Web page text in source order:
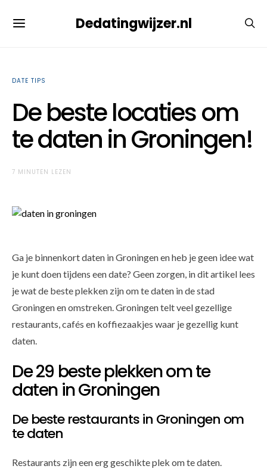
Dedatingwijzer.nl
DATE TIPS
De beste locaties om
te daten in Groningen!
7 MINUTEN LEZEN
Ga je binnenkort daten in Groningen en heb je geen idee wat
je kunt doen tijdens een date? Geen zorgen, in dit artikel lees
je wat de beste plekken zijn om te daten in de stad
Groningen en omstreken. Groningen telt veel gezellige
restaurants, cafés en koffiezaakjes waar je gezellig kunt
daten.
De 29 beste plekken om te
daten in Groningen
De beste restaurants in Groningen om
te daten
Restaurants zijn een erg geschikte plek om te daten.